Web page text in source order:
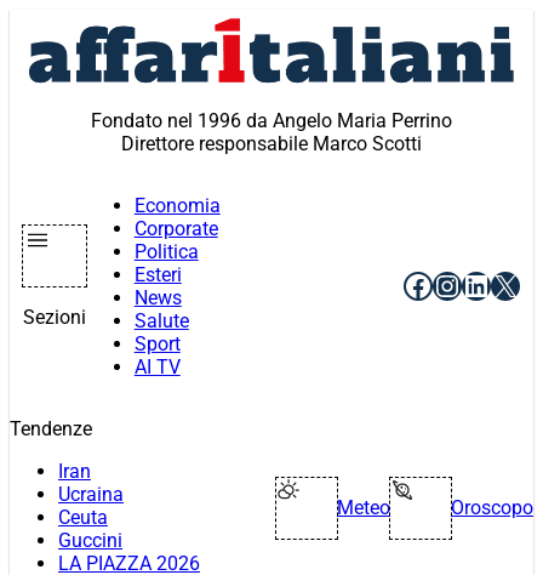
contenuto
Fondato nel 1996 da Angelo Maria Perrino
Direttore responsabile Marco Scotti
Sezioni
Economia
Corporate
Politica
Esteri
News
Salute
Sport
AI TV
Facebook
X
Tendenze
Iran
Ucraina
Ceuta
Guccini
LA PIAZZA 2026
Meteo Oroscopo